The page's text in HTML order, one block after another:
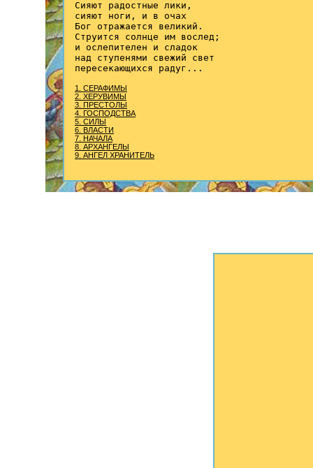
Сияют радостные лики,
сияют ноги, и в очах
Бог отражается великий.
Струится солнце им вослед;
и ослепителен и сладок
над ступенями свежий свет
пересекающихся радуг...
1. СЕРАФИМЫ
2. ХЕРУВИМЫ
3. ПРЕСТОЛЫ
4. ГОСПОДСТВА
5. СИЛЫ
6. ВЛАСТИ
7. НАЧАЛА
8. АРХАНГЕЛЫ
9. АНГЕЛ ХРАНИТЕЛЬ